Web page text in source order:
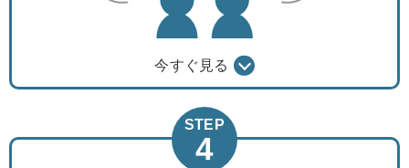
今すぐ見る
STEP
4